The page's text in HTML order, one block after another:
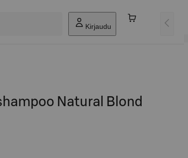
Kirjaudu
Natural Blond